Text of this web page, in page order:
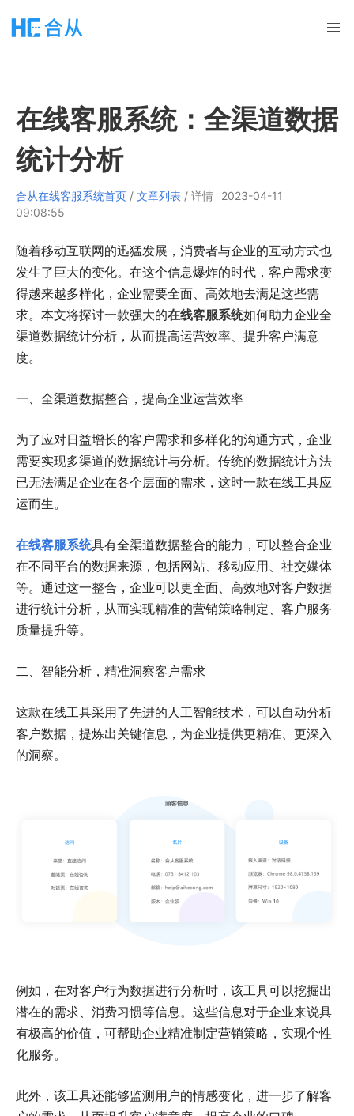
在线客服系统：全渠道数据
统计分析
合从在线客服系统首页 / 文章列表 / 详情
2023-04-11
09:08:55
随着移动互联网的迅猛发展，消费者与企业的互动方式也
发生了巨大的变化。在这个信息爆炸的时代，客户需求变
得越来越多样化，企业需要全面、高效地去满足这些需
求。本文将探讨一款强大的在线客服系统如何助力企业全
渠道数据统计分析，从而提高运营效率、提升客户满意
度。
一、全渠道数据整合，提高企业运营效率
为了应对日益增长的客户需求和多样化的沟通方式，企业
需要实现多渠道的数据统计与分析。传统的数据统计方法
已无法满足企业在各个层面的需求，这时一款在线工具应
运而生。
在线客服系统具有全渠道数据整合的能力，可以整合企业
在不同平台的数据来源，包括网站、移动应用、社交媒体
等。通过这一整合，企业可以更全面、高效地对客户数据
进行统计分析，从而实现精准的营销策略制定、客户服务
质量提升等。
二、智能分析，精准洞察客户需求
这款在线工具采用了先进的人工智能技术，可以自动分析
客户数据，提炼出关键信息，为企业提供更精准、更深入
的洞察。
例如，在对客户行为数据进行分析时，该工具可以挖掘出
潜在的需求、消费习惯等信息。这些信息对于企业来说具
有极高的价值，可帮助企业精准制定营销策略，实现个性
化服务。
此外，该工具还能够监测用户的情感变化，进一步了解客